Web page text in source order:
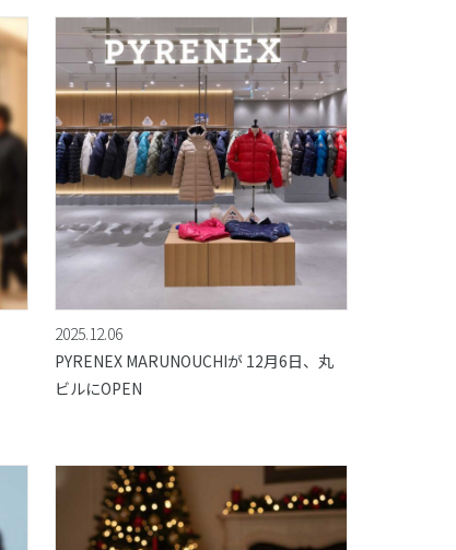
2025.12.06
PYRENEX MARUNOUCHIが 12月6日、丸
ビルにOPEN